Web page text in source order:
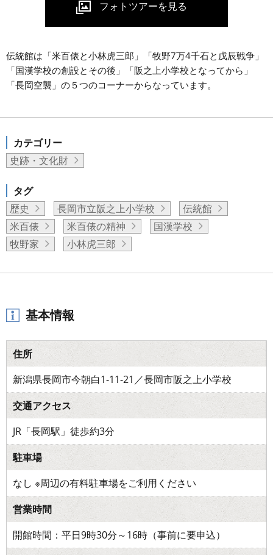
伝統館は「米百俵と小林虎三郎」「牧野7万4千石と戊辰戦争」
「国漢学校の創設とその後」「阪之上小学校となってから」
「長岡空襲」の５つのコーナーからなっています。
カテゴリー
史跡・文化財
タグ
歴史
長岡市立阪之上小学校
伝統館
米百俵
米百俵の精神
国漢学校
牧野家
小林虎三郎
基本情報
住所
新潟県長岡市今朝白1-11-21／長岡市阪之上小学校
交通アクセス
JR「長岡駅」徒歩約3分
駐車場
なし ※周辺の有料駐車場をご利用ください
営業時間
開館時間：平日9時30分～16時（事前に要申込）